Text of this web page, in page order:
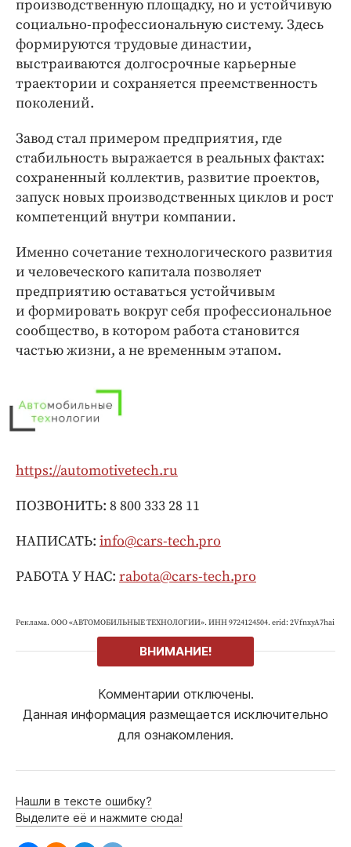
производственную площадку, но и устойчивую
социально-профессиональную систему. Здесь
формируются трудовые династии,
выстраиваются долгосрочные карьерные
траектории и сохраняется преемственность
поколений.
Завод стал примером предприятия, где
стабильность выражается в реальных фактах:
сохраненный коллектив, развитие проектов,
запуск новых производственных циклов и рост
компетенций внутри компании.
Именно сочетание технологического развития
и человеческого капитала позволяет
предприятию оставаться устойчивым
и формировать вокруг себя профессиональное
сообщество, в котором работа становится
частью жизни, а не временным этапом.
https://automotivetech.ru
ПОЗВОНИТЬ: 8 800 333 28 11
НАПИСАТЬ: info@cars-tech.pro
РАБОТА У НАС: rabota@cars-tech.pro
Реклама. ООО «АВТОМОБИЛЬНЫЕ ТЕХНОЛОГИИ». ИНН 9724124504. erid: 2VfnxyA7hai
ВНИМАНИЕ!
Комментарии отключены.
Данная информация размещается исключительно
для ознакомления.
Нашли в тексте ошибку?
Выделите её и нажмите сюда!